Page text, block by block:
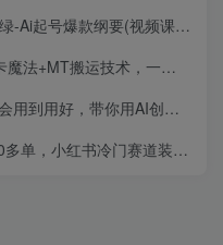
纲要(视频课) AI制作流程全公开，附带ai资料包
一刀不剪，有拍同框，适合带货，影视，剧情，美女等
用好，带你用AI创造生产力
赛道装修闭坑指南玩法，可通过私域转化不违规课程